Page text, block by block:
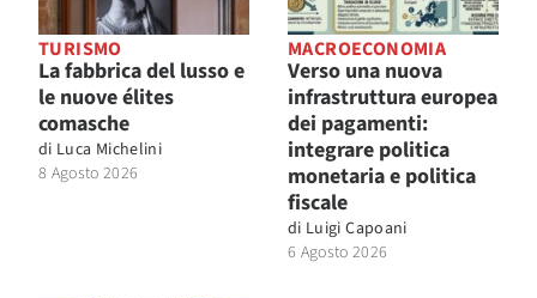
TURISMO
La fabbrica del lusso e
le nuove élites
comasche
di Luca Michelini
8 Agosto 2026
MACROECONOMIA
Verso una nuova
infrastruttura europea
dei pagamenti:
integrare politica
monetaria e politica
fiscale
di Luigi Capoani
6 Agosto 2026